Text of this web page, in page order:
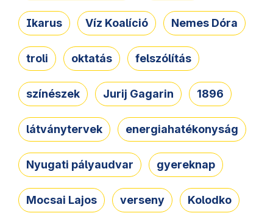
Ikarus Víz Koalíció Nemes Dóra
troli oktatás felszólítás
színészek Jurij Gagarin 1896
látványtervek energiahatékonyság
Nyugati pályaudvar gyereknap
Mocsai Lajos verseny Kolodko